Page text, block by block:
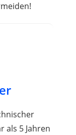
als 5 Jahren